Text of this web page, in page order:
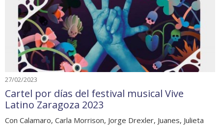
27/02/2023
Cartel por días del festival musical Vive
Latino Zaragoza 2023
Con Calamaro, Carla Morrison, Jorge Drexler, Juanes, Julieta